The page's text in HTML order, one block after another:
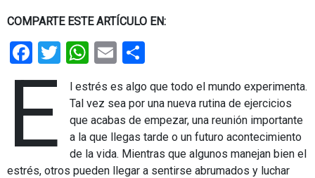
COMPARTE ESTE ARTÍCULO EN:
Facebook
Twitter
WhatsApp
Email
E
l estrés es algo que todo el mundo experimenta.
Tal vez sea por una nueva rutina de ejercicios
que acabas de empezar, una reunión importante
a la que llegas tarde o un futuro acontecimiento
de la vida. Mientras que algunos manejan bien el
estrés, otros pueden llegar a sentirse abrumados y luchar